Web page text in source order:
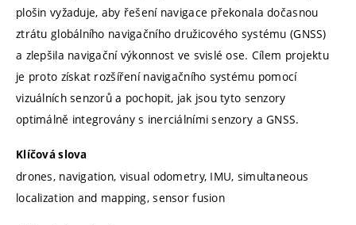
plošin vyžaduje, aby řešení navigace překonala dočasnou
ztrátu globálního navigačního družicového systému (GNSS)
a zlepšila navigační výkonnost ve svislé ose. Cílem projektu
je proto získat rozšíření navigačního systému pomocí
vizuálních senzorů a pochopit, jak jsou tyto senzory
optimálně integrovány s inerciálními senzory a GNSS.
Klíčová slova
drones, navigation, visual odometry, IMU, simultaneous
localization and mapping, sensor fusion